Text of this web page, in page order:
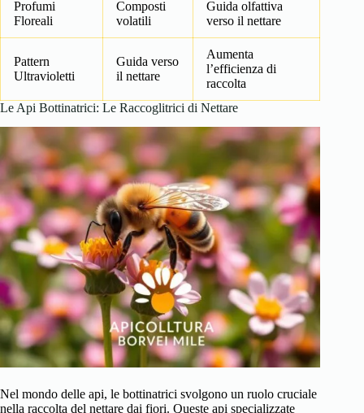
Profumi
Floreali
Composti
volatili
Guida olfattiva
verso il nettare
Pattern
Ultravioletti
Guida verso
il nettare
Aumenta
l’efficienza di
raccolta
Le Api Bottinatrici: Le Raccoglitrici di Nettare
Nel mondo delle api, le bottinatrici svolgono un ruolo cruciale
nella raccolta del nettare dai fiori. Queste api specializzate